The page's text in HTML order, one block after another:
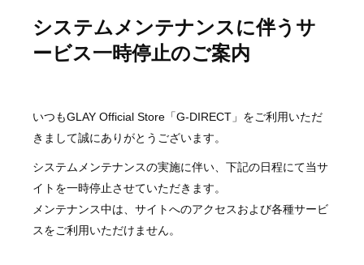
システムメンテナンスに伴うサ
ービス一時停止のご案内
いつもGLAY Official Store「G-DIRECT」をご利用いただ
きまして誠にありがとうございます。
システムメンテナンスの実施に伴い、下記の日程にて当サ
イトを一時停止させていただきます。
メンテナンス中は、サイトへのアクセスおよび各種サービ
スをご利用いただけません。